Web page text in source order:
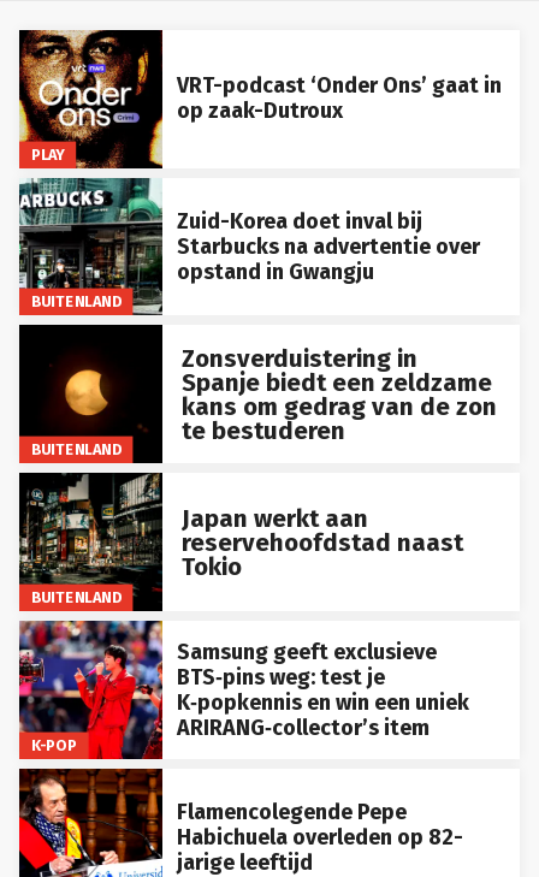
PLAY
VRT-podcast ‘Onder Ons’ gaat in
op zaak-Dutroux
BUITENLAND
Zuid-Korea doet inval bij
Starbucks na advertentie over
opstand in Gwangju
BUITENLAND
Zonsverduistering in
Spanje biedt een zeldzame
kans om gedrag van de zon
te bestuderen
BUITENLAND
Japan werkt aan
reservehoofdstad naast
Tokio
K-POP
Samsung geeft exclusieve
BTS‑pins weg: test je
K‑popkennis en win een uniek
ARIRANG‑collector’s item
Flamencolegende Pepe
Habichuela overleden op 82-
jarige leeftijd